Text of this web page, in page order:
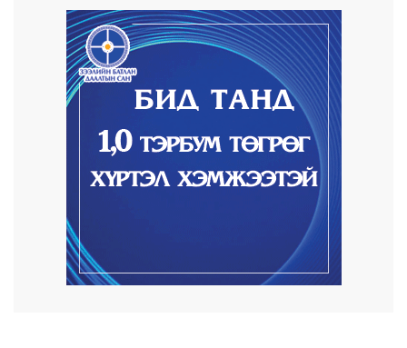
9 цаг 45 минут
Автомашины улсын дугаар тэгш
тоогоор төгссөн бол...
Улаанбаатарт өдөртөө 29 хэм дулаан
Прокурорын байгууллага өнгөрсөн долоо
хоногт 29,...
Тэгш, сондгойгоор замын хөдөлгөөнд
оролцох зохиц...